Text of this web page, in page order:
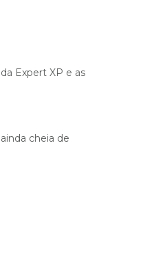
Expert XP e as
ainda cheia de